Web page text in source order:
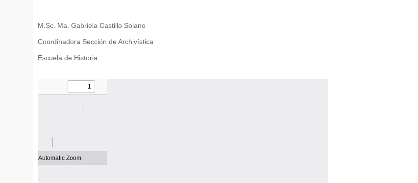
M.Sc. Ma. Gabriela Castillo Solano
Coordinadora Sección de Archivística
Escuela de Historia